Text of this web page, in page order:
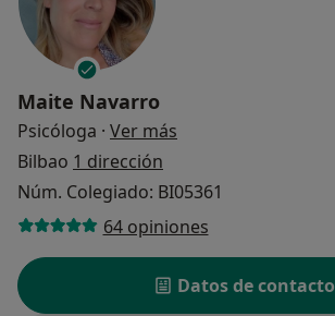
Maite Navarro
Psicóloga · Ver más
Bilbao 1 dirección
Núm. Colegiado: BI05361
64 opiniones
Datos de contacto